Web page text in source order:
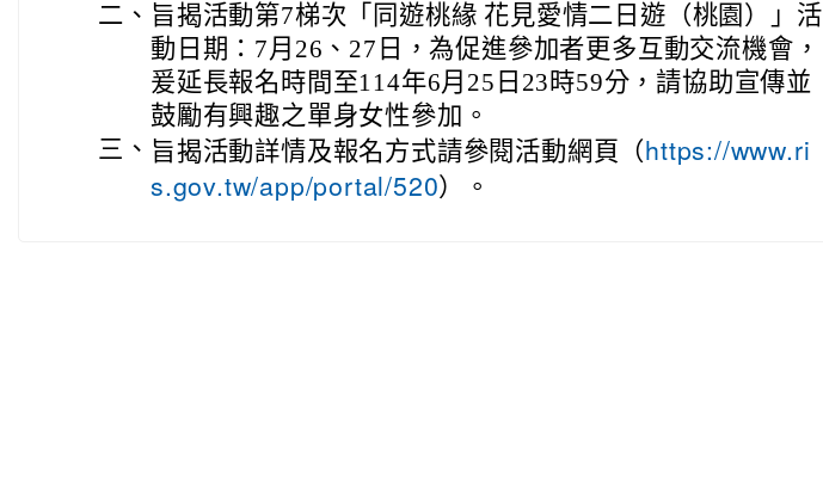
二、 旨揭活動第7梯次「同遊桃緣 花見愛情二日遊（桃園）」活
動日期：7月26、27日，為促進參加者更多互動交流機會，
爰延長報名時間至114年6月25日23時59分，請協助宣傳並
鼓勵有興趣之單身女性參加。
三、 旨揭活動詳情及報名方式請參閱活動網頁（https://www.ri
s.gov.tw/app/portal/520）。